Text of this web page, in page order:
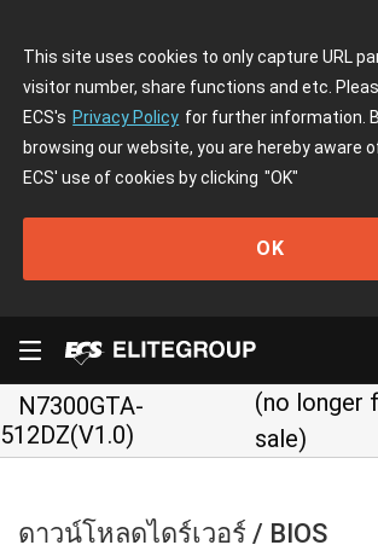
This site uses cookies to only capture URL
visitor number, share functions and etc.
ECS's Privacy Policy for further information.
browsing our website, you are hereby aware
ECS' use of cookies by clicking "OK"
OK
N7300GTA-
512DZ(V1.0)
(no longer
sale)
ดาวน์โหลดไดร์เวอร์ / BIOS